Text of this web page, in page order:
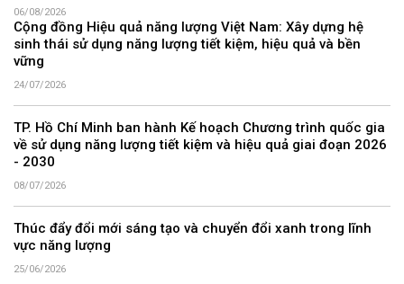
06/08/2026
Cộng đồng Hiệu quả năng lượng Việt Nam: Xây dựng hệ
sinh thái sử dụng năng lượng tiết kiệm, hiệu quả và bền
vững
24/07/2026
TP. Hồ Chí Minh ban hành Kế hoạch Chương trình quốc gia
về sử dụng năng lượng tiết kiệm và hiệu quả giai đoạn 2026
- 2030
08/07/2026
Thúc đẩy đổi mới sáng tạo và chuyển đổi xanh trong lĩnh
vực năng lượng
25/06/2026